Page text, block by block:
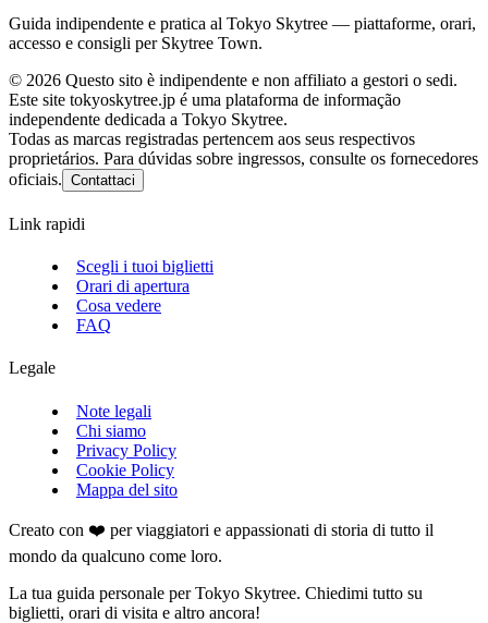
Guida indipendente e pratica al Tokyo Skytree — piattaforme, orari,
accesso e consigli per Skytree Town.
© 2026 Questo sito è indipendente e non affiliato a gestori o sedi.
Este site tokyoskytree.jp é uma plataforma de informação
independente dedicada a Tokyo Skytree.
Todas as marcas registradas pertencem aos seus respectivos
proprietários. Para dúvidas sobre ingressos, consulte os fornecedores
oficiais. Contattaci
Link rapidi
Scegli i tuoi biglietti
Orari di apertura
Cosa vedere
FAQ
Legale
Note legali
Chi siamo
Privacy Policy
Cookie Policy
Mappa del sito
Creato con ❤️ per viaggiatori e appassionati di storia di tutto il
mondo da qualcuno come loro.
La tua guida personale per Tokyo Skytree. Chiedimi tutto su
biglietti, orari di visita e altro ancora!